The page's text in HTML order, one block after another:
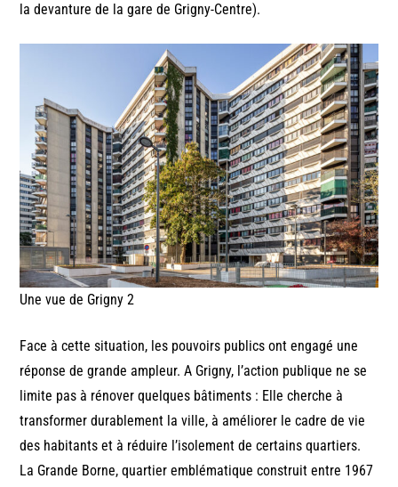
la devanture de la gare de Grigny-Centre).
Une vue de Grigny 2
Face à cette situation, les pouvoirs publics ont engagé une
réponse de grande ampleur. A Grigny, l’action publique ne se
limite pas à rénover quelques bâtiments : Elle cherche à
transformer durablement la ville, à améliorer le cadre de vie
des habitants et à réduire l’isolement de certains quartiers.
La Grande Borne, quartier emblématique construit entre 1967